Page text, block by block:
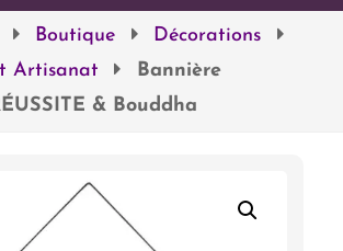
Boutique
Décorations
Artisanat
Bannière
& Bouddha